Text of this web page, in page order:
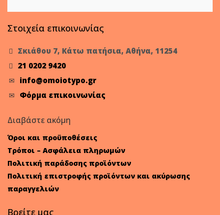
Στοιχεία επικοινωνίας
Σκιάθου 7, Κάτω πατήσια, Αθήνα, 11254
21 0202 9420
info@omoiotypo.gr
Φόρμα επικοινωνίας
Διαβάστε ακόμη
Όροι και προϋποθέσεις
Τρόποι – Ασφάλεια πληρωμών
Πολιτική παράδοσης προϊόντων
Πολιτική επιστροφής προϊόντων και ακύρωσης
παραγγελιών
Βρείτε μας